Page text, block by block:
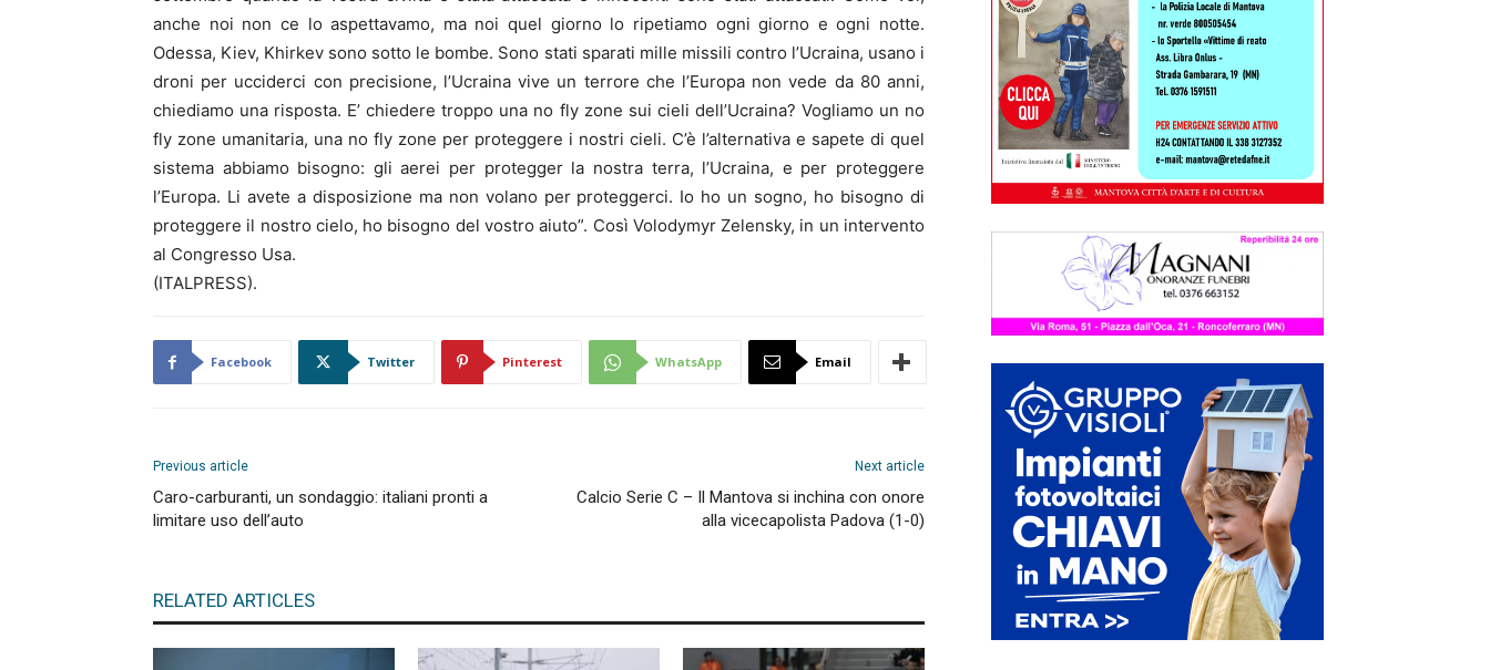
anche noi non ce lo aspettavamo, ma noi quel giorno lo ripetiamo ogni giorno e ogni notte.
Odessa, Kiev, Khirkev sono sotto le bombe. Sono stati sparati mille missili contro l’Ucraina, usano i
droni per ucciderci con precisione, l’Ucraina vive un terrore che l’Europa non vede da 80 anni,
chiediamo una risposta. E’ chiedere troppo una no fly zone sui cieli dell’Ucraina? Vogliamo un no
fly zone umanitaria, una no fly zone per proteggere i nostri cieli. C’è l’alternativa e sapete di quel
sistema abbiamo bisogno: gli aerei per protegger la nostra terra, l’Ucraina, e per proteggere
l’Europa. Li avete a disposizione ma non volano per proteggerci. Io ho un sogno, ho bisogno di
proteggere il nostro cielo, ho bisogno del vostro aiuto”. Così Volodymyr Zelensky, in un intervento
al Congresso Usa.
(ITALPRESS).
Facebook Twitter Pinterest WhatsApp Email
Previous article
Caro-carburanti, un sondaggio: italiani pronti a
limitare uso dell’auto
Next article
Calcio Serie C – Il Mantova si inchina con onore
alla vicecapolista Padova (1-0)
RELATED ARTICLES